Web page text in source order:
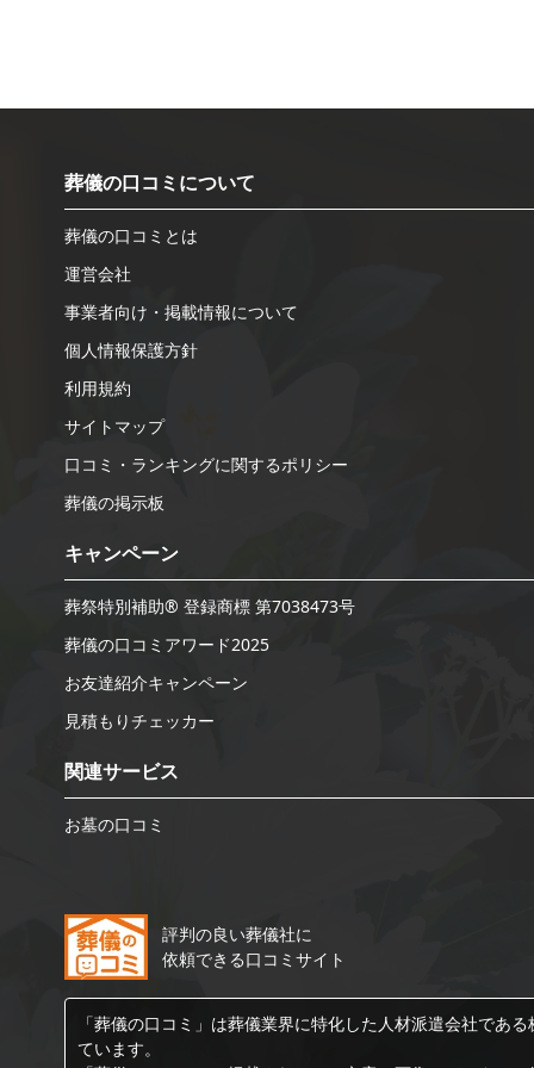
葬儀の口コミについて
葬儀の口コミとは
運営会社
事業者向け・掲載情報について
個人情報保護方針
利用規約
サイトマップ
口コミ・ランキングに関するポリシー
葬儀の掲示板
キャンペーン
葬祭特別補助® 登録商標 第7038473号
葬儀の口コミアワード2025
お友達紹介キャンペーン
見積もりチェッカー
関連サービス
お墓の口コミ
評判の良い葬儀社に
依頼できる口コミサイト
「葬儀の口コミ」は葬儀業界に特化した人材派遣会社であ
ています。